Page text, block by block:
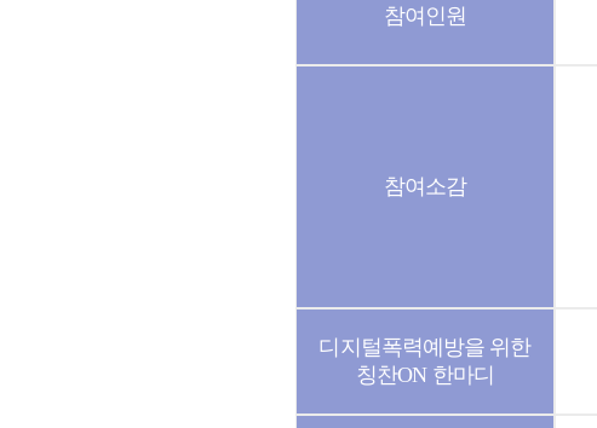
참여인원
참여소감
디지털폭력예방을 위한
칭찬ON 한마디